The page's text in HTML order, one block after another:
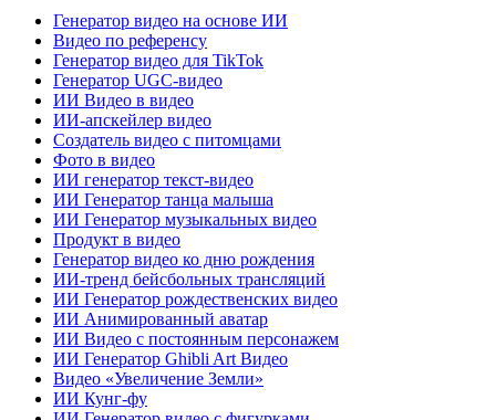
Генератор видео на основе ИИ
Видео по референсу
Генератор видео для TikTok
Генератор UGC-видео
ИИ Видео в видео
ИИ-апскейлер видео
Создатель видео с питомцами
Фото в видео
ИИ генератор текст-видео
ИИ Генератор танца малыша
ИИ Генератор музыкальных видео
Продукт в видео
Генератор видео ко дню рождения
ИИ-тренд бейсбольных трансляций
ИИ Генератор рождественских видео
ИИ Анимированный аватар
ИИ Видео с постоянным персонажем
ИИ Генератор Ghibli Art Видео
Видео «Увеличение Земли»
ИИ Кунг-фу